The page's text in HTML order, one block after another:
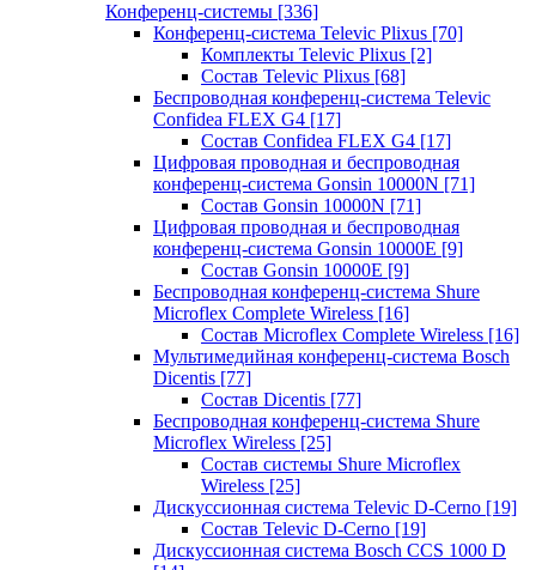
Конференц-системы [336]
Конференц-система Televic Plixus [70]
Комплекты Televic Plixus [2]
Состав Televic Plixus [68]
Беспроводная конференц-система Televic
Confidea FLEX G4 [17]
Состав Confidea FLEX G4 [17]
Цифровая проводная и беспроводная
конференц-система Gonsin 10000N [71]
Состав Gonsin 10000N [71]
Цифровая проводная и беспроводная
конференц-система Gonsin 10000E [9]
Состав Gonsin 10000E [9]
Беспроводная конференц-система Shure
Microflex Complete Wireless [16]
Состав Microflex Complete Wireless [16]
Мультимедийная конференц-система Bosch
Dicentis [77]
Состав Dicentis [77]
Беспроводная конференц-система Shure
Microflex Wireless [25]
Состав системы Shure Microflex
Wireless [25]
Дискуссионная система Televic D-Cerno [19]
Состав Televic D-Cerno [19]
Дискуссионная система Bosch CCS 1000 D